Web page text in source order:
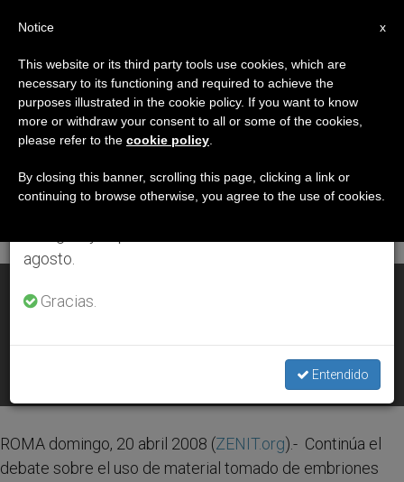
DÍA
Abril 20th, 2008
ÚLTIMAS NOTICIAS
APR 20, 2008 00:00
ROMA domingo, 20 abril 2008 (ZENIT.org).- Continúa el
debate sobre el uso de material tomado de embriones
×
Aviso importante
Del 27 de julio al 7 de agosto haremos la pausa
anual, aprovechando que en el periodo de verano
se generan menos informaciones y también el
agosto.
Gracias.
Entendido
x
Notice
This website or its third party tools use cookies, which are
necessary to its functioning and required to achieve the
purposes illustrated in the cookie policy. If you want to know
more or withdraw your consent to all or some of the cookies,
please refer to the cookie policy
By closing this banner, scrolling this page, clicking a link or
continuing to browse otherwise, you agree to the use of cookies.